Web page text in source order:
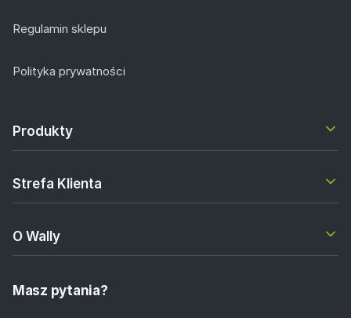
Regulamin sklepu
Polityka prywatności
Produkty
Strefa Klienta
O Wally
Masz pytania?